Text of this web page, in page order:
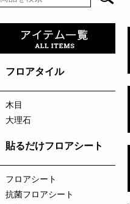
フロアタイル
木目
大理石
貼るだけフロアシート
フロアシート
抗菌フロアシート